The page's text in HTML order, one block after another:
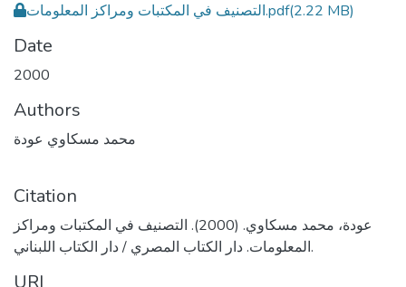
التصنيف في المكتبات ومراكز المعلومات.pdf(2.22 MB)
Date
2000
Authors
محمد مسكاوي عودة
Citation
عودة، محمد مسكاوي. (2000). التصنيف في المكتبات ومراكز
المعلومات. دار الكتاب المصري / دار الكتاب اللبناني.
URI